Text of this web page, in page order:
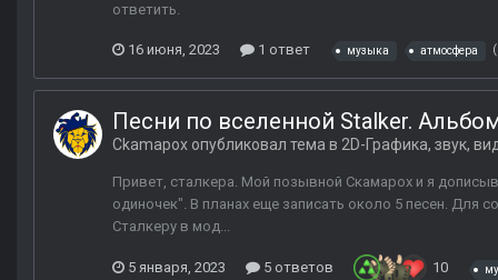
ответить.
16 июня, 2023 1 ответ музыка атмосфера
Песни по вселенной Stalker.
Ckamapox опубликовал тема в 2D-Графика, звук,
Привет, сталкера. Мой позывной Скамарох и я
одиночек". В планах еще записать около 5 песен. Для
Сталкеру в мод...
5 января, 2023 5 ответов 10